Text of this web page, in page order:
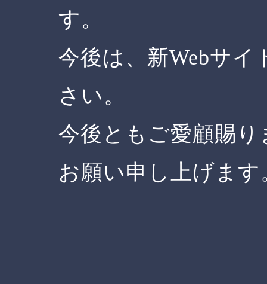
す。
今後は、新Webサ
さい。
今後ともご愛顧賜
お願い申し上げます